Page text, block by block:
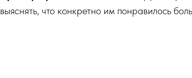
выяснять, что конкретно им понравилось